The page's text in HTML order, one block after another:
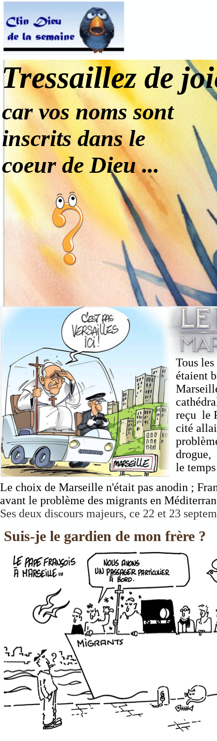
Suis-je le gardien de mon frère ?
Le choix de Marseille n'était pas anodin ;
avant le problème des migrants en
Ses deux discours majeurs, ce 22 et 23
Tous
étaient
reçu le
cité
le
Tressaillez de
car vos noms sont
inscrits dans le
coeur de Dieu ...